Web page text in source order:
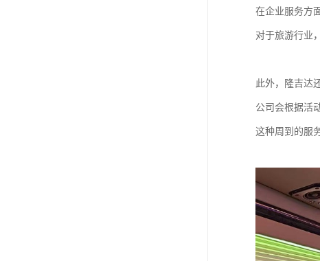
在企业服务方
对于旅游行业
此外，隆吉达
公司会根据活
这种周到的服